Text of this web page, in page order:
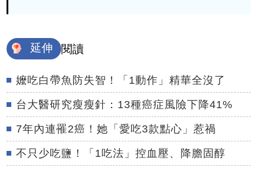
延伸 閱讀
嬤吃白帶魚防失智！「1動作」精華全沒了
台大醫研究瘦瘦針：13種癌症風險下降41%
7年內連罹2癌！她「愛吃3款點心」惹禍
不只少吃鹽！「1吃法」控血壓、降膽固醇